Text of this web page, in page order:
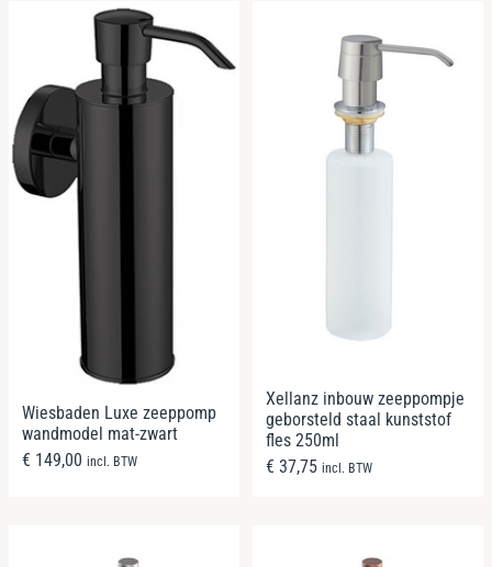
Wiesbaden Luxe zeeppomp
wandmodel mat-zwart
€ 149,00 incl. BTW
Xellanz inbouw zeeppompje
geborsteld staal kunststof
fles 250ml
€ 37,75 incl. BTW